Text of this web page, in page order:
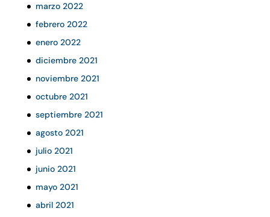
marzo 2022
febrero 2022
enero 2022
diciembre 2021
noviembre 2021
octubre 2021
septiembre 2021
agosto 2021
julio 2021
junio 2021
mayo 2021
abril 2021